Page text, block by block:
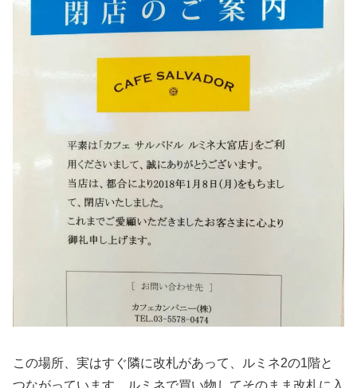
この場所、実はすぐ隣に改札があって、ルミネ2の1階と
つながっています。ルミネで買い物してそのまま改札に入